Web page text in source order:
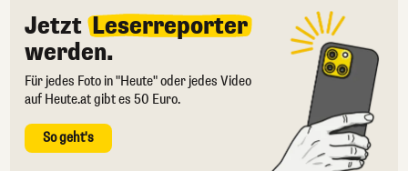
Jetzt Leserreporter
werden.
Für jedes Foto in "Heute" oder jedes Video
auf Heute.at gibt es 50 Euro.
So geht's